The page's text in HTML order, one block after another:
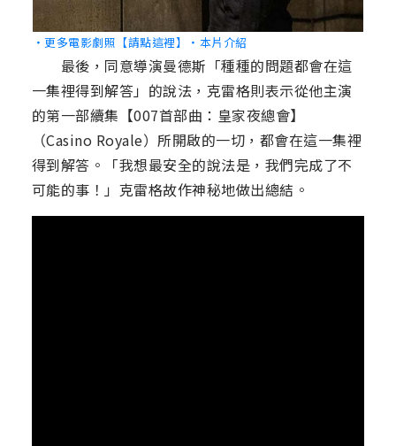
‧更多電影劇照【請點這裡】 ‧本片介紹
最後，同意導演曼德斯「種種的問題都會在這
一集裡得到解答」的說法，克雷格則表示從他主演
的第一部續集【007首部曲：皇家夜總會】
（Casino Royale）所開啟的一切，都會在這一集裡
得到解答。「我想最安全的說法是，我們完成了不
可能的事！」克雷格故作神秘地做出總結。